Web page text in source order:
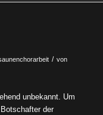
/ von
unbekannt. Um
der